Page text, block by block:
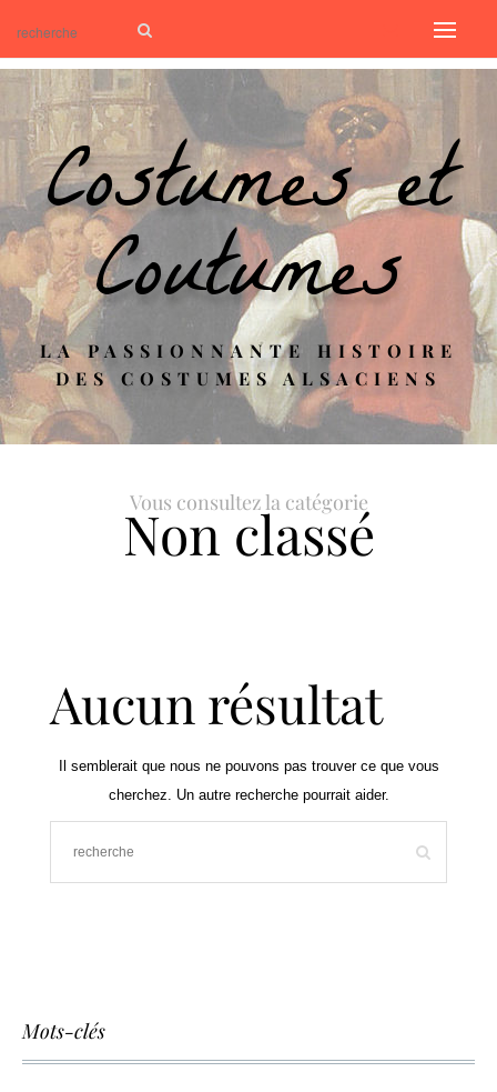
Costumes et
Coutumes
LA PASSIONNANTE HISTOIRE
DES COSTUMES ALSACIENS
Vous consultez la catégorie
Non classé
Aucun résultat
Il semblerait que nous ne pouvons pas trouver ce que vous
cherchez. Un autre recherche pourrait aider.
Mots-clés